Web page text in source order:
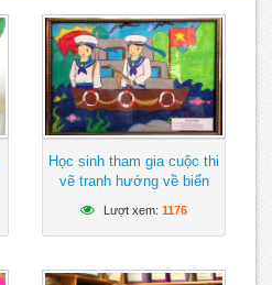
Học sinh tham gia cuộc thi
vẽ tranh hướng về biển
Lượt xem: 1176